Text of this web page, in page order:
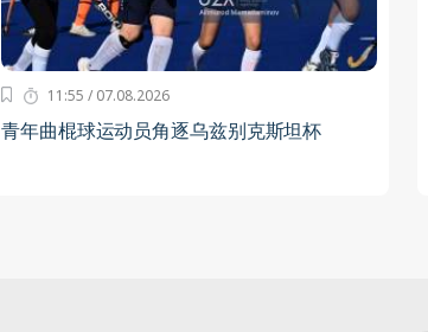
11:55 / 07.08.2026
青年曲棍球运动员角逐乌兹别克斯坦杯